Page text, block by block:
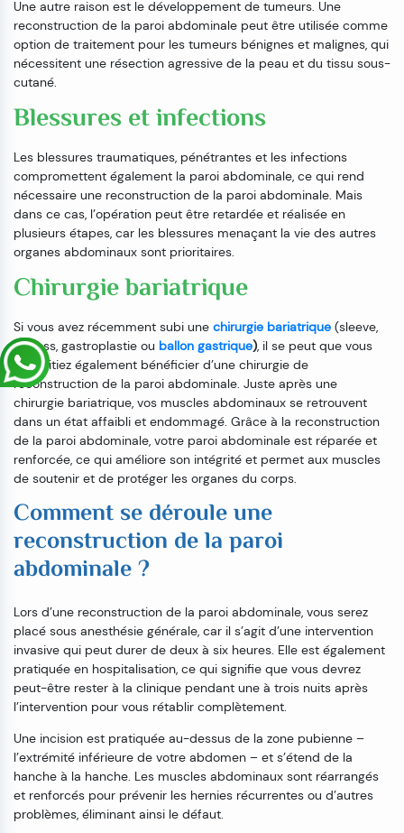
Une autre raison est le développement de tumeurs. Une
reconstruction de la paroi abdominale peut être utilisée comme
option de traitement pour les tumeurs bénignes et malignes, qui
nécessitent une résection agressive de la peau et du tissu sous-
cutané.
Blessures et infections
Les blessures traumatiques, pénétrantes et les infections
compromettent également la paroi abdominale, ce qui rend
nécessaire une reconstruction de la paroi abdominale. Mais
dans ce cas, l’opération peut être retardée et réalisée en
plusieurs étapes, car les blessures menaçant la vie des autres
organes abdominaux sont prioritaires.
Chirurgie bariatrique
Si vous avez récemment subi une chirurgie bariatrique (sleeve,
bypass, gastroplastie ou ballon gastrique), il se peut que vous
souhaitiez également bénéficier d’une chirurgie de
reconstruction de la paroi abdominale. Juste après une
chirurgie bariatrique, vos muscles abdominaux se retrouvent
dans un état affaibli et endommagé. Grâce à la reconstruction
de la paroi abdominale, votre paroi abdominale est réparée et
renforcée, ce qui améliore son intégrité et permet aux muscles
de soutenir et de protéger les organes du corps.
Comment se déroule une
reconstruction de la paroi
abdominale ?
Lors d’une reconstruction de la paroi abdominale, vous serez
placé sous anesthésie générale, car il s’agit d’une intervention
invasive qui peut durer de deux à six heures. Elle est également
pratiquée en hospitalisation, ce qui signifie que vous devrez
peut-être rester à la clinique pendant une à trois nuits après
l’intervention pour vous rétablir complètement.
Une incision est pratiquée au-dessus de la zone pubienne –
l’extrémité inférieure de votre abdomen – et s’étend de la
hanche à la hanche. Les muscles abdominaux sont réarrangés
et renforcés pour prévenir les hernies récurrentes ou d’autres
problèmes, éliminant ainsi le défaut.